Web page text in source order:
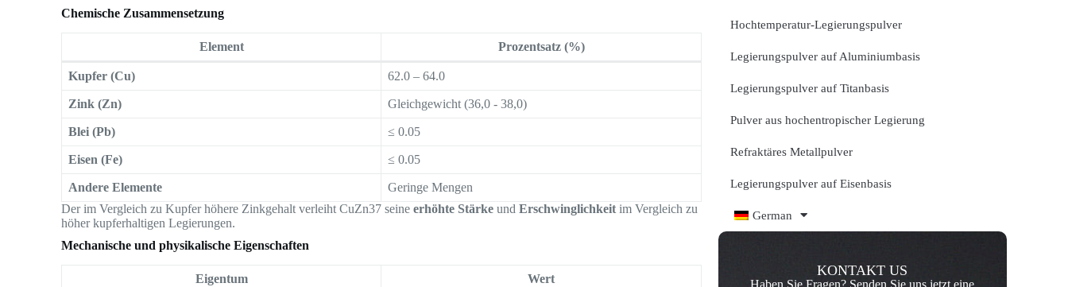
Chemische Zusammensetzung
Element Prozentsatz (%)
Kupfer (Cu) 62.0 – 64.0
Zink (Zn) Gleichgewicht (36,0 - 38,0)
Blei (Pb) ≤ 0.05
Eisen (Fe) ≤ 0.05
Andere Elemente
Geringe Mengen
Der im Vergleich zu Kupfer höhere Zinkgehalt verleiht CuZn37 seineerhöhte Stärke undErschwinglichkeit im Vergleich zu
höher kupferhaltigen Legierungen.
Mechanische und physikalische Eigenschaften
Eigentum Wert
Hochtemperatur-Legierungspulver
Legierungspulver auf Aluminiumbasis
Legierungspulver auf Titanbasis
Pulver aus hochentropischer Legierung
Refraktäres Metallpulver
Legierungspulver auf Eisenbasis
German
KONTAKT US
Haben Sie Fragen? Senden Sie uns jetzt eine